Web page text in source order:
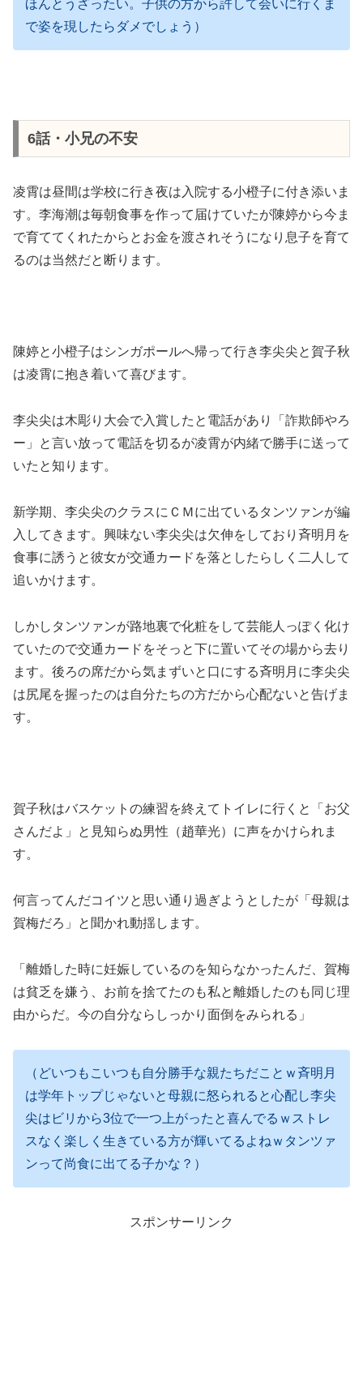
ほんとうざったい。子供の方から許して会いに行くま
で姿を現したらダメでしょう）
6話・小兄の不安
凌霄は昼間は学校に行き夜は入院する小橙子に付き添いま
す。李海潮は毎朝食事を作って届けていたが陳婷から今ま
で育ててくれたからとお金を渡されそうになり息子を育て
るのは当然だと断ります。
陳婷と小橙子はシンガポールへ帰って行き李尖尖と賀子秋
は凌霄に抱き着いて喜びます。
李尖尖は木彫り大会で入賞したと電話があり「詐欺師やろ
ー」と言い放って電話を切るが凌霄が内緒で勝手に送って
いたと知ります。
新学期、李尖尖のクラスにＣＭに出ているタンツァンが編
入してきます。興味ない李尖尖は欠伸をしており斉明月を
食事に誘うと彼女が交通カードを落としたらしく二人して
追いかけます。
しかしタンツァンが路地裏で化粧をして芸能人っぽく化け
ていたので交通カードをそっと下に置いてその場から去り
ます。後ろの席だから気まずいと口にする斉明月に李尖尖
は尻尾を握ったのは自分たちの方だから心配ないと告げま
す。
賀子秋はバスケットの練習を終えてトイレに行くと「お父
さんだよ」と見知らぬ男性（趙華光）に声をかけられま
す。
何言ってんだコイツと思い通り過ぎようとしたが「母親は
賀梅だろ」と聞かれ動揺します。
「離婚した時に妊娠しているのを知らなかったんだ、賀梅
は貧乏を嫌う、お前を捨てたのも私と離婚したのも同じ理
由からだ。今の自分ならしっかり面倒をみられる」
（どいつもこいつも自分勝手な親たちだことｗ斉明月
は学年トップじゃないと母親に怒られると心配し李尖
尖はビリから3位で一つ上がったと喜んでるｗストレ
スなく楽しく生きている方が輝いてるよねｗタンツァ
ンって尚食に出てる子かな？）
スポンサーリンク